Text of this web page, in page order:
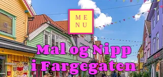
ME
NU
Mal og Nipp
i Fargegaten